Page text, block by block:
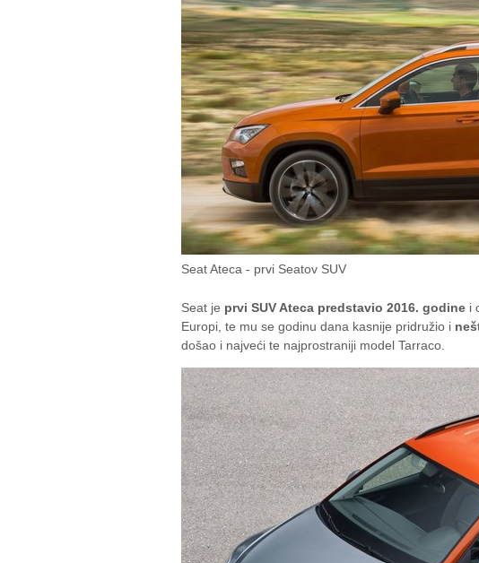
Seat Ateca - prvi Seatov SUV
Seat je prvi SUV Ateca predstavio 2016. godine i
Europi, te mu se godinu dana kasnije pridružio i
došao i najveći te najprostraniji model Tarraco.